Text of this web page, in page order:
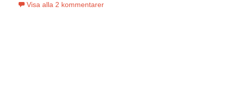
Visa alla 2 kommentarer